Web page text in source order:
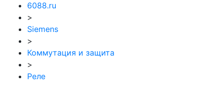
6088.ru
>
Siemens
>
Коммутация и защита
>
Реле